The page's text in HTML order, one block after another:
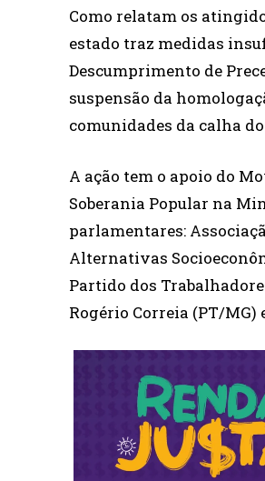
Como relatam os
estado traz medidas
Descumprimento de
suspensão da
comunidades da calha
A ação tem o apoio do
Soberania Popular na
parlamentares:
Alternativas
Partido dos
Rogério Correia (PT/MG)